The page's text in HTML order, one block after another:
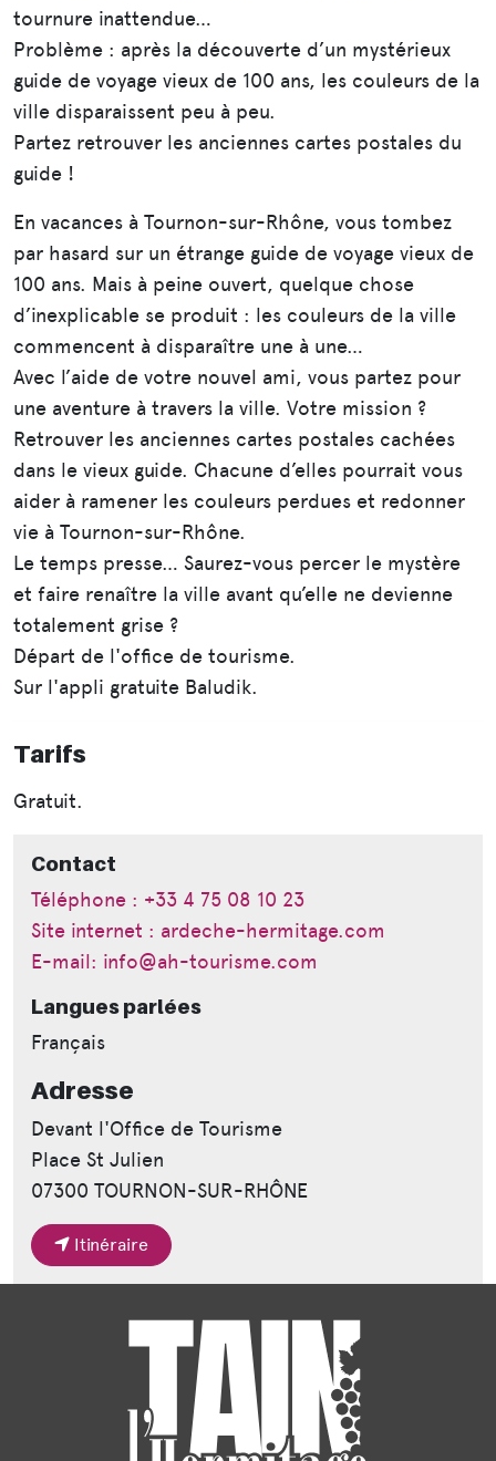
tournure inattendue…
Problème : après la découverte d’un mystérieux
guide de voyage vieux de 100 ans, les couleurs de la
ville disparaissent peu à peu.
Partez retrouver les anciennes cartes postales du
guide !
En vacances à Tournon-sur-Rhône, vous tombez
par hasard sur un étrange guide de voyage vieux de
100 ans. Mais à peine ouvert, quelque chose
d’inexplicable se produit : les couleurs de la ville
commencent à disparaître une à une…
Avec l’aide de votre nouvel ami, vous partez pour
une aventure à travers la ville. Votre mission ?
Retrouver les anciennes cartes postales cachées
dans le vieux guide. Chacune d’elles pourrait vous
aider à ramener les couleurs perdues et redonner
vie à Tournon-sur-Rhône.
Le temps presse… Saurez-vous percer le mystère
et faire renaître la ville avant qu’elle ne devienne
totalement grise ?
Départ de l'office de tourisme.
Sur l'appli gratuite Baludik.
Tarifs
Gratuit.
Contact
Téléphone : +33 4 75 08 10 23
Site internet : ardeche-hermitage.com
E-mail: info@ah-tourisme.com
Langues parlées
Français
Adresse
Devant l'Office de Tourisme
Place St Julien
07300 TOURNON-SUR-RHÔNE
Itinéraire